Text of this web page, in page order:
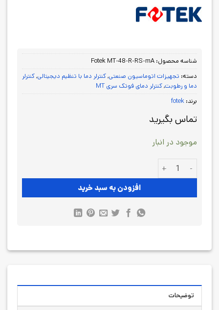
شناسه محصول: Fotek MT-48-R-RS-mA
دسته: تجهیزات اتوماسیون صنعتی,کنترلر دما با تنظیم دیجیتالی,کنترلر
دما و رطوبت,کنترلر دمای فوتک سری MT
برند: fotek
تماس بگیرید
موجود در انبار
دماسنج تابلویی فوتک Fotek MT-48-R-RS-mA عدد
افزودن به سبد خرید
توضیحات